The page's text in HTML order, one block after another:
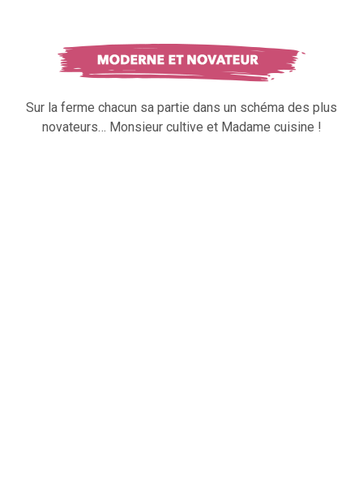
Sur la ferme chacun sa partie dans un schéma des plus
novateurs… Monsieur cultive et Madame cuisine !